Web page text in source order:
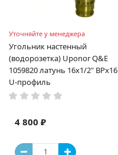
Уточняйте у менеджера
Угольник настенный
(водорозетка) Uponor Q&E
1059820 латунь 16x1/2" ВРx16
U-профиль
4 800 ₽